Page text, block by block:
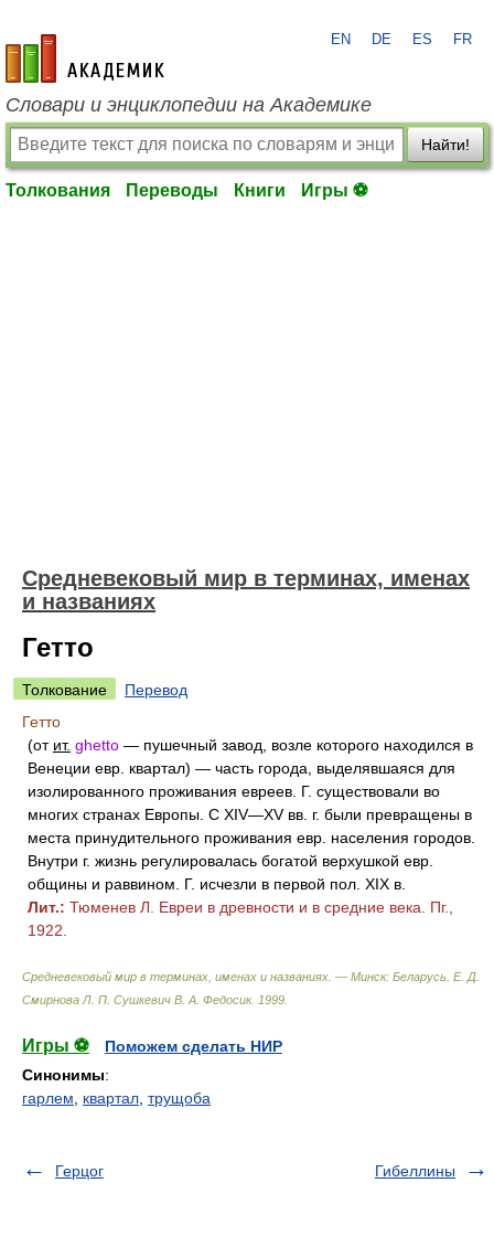
academic.ru
EN DE ES FR
Словари и энциклопедии на Академике
Найти!
Толкования Переводы Книги Игры ⚽
Средневековый мир в терминах, именах
и названиях
Гетто
Толкование
Перевод
Гетто
(от ит. ghetto — пушечный завод, возле которого находился в
Венеции евр. квартал) — часть города, выделявшаяся для
изолированного проживания евреев. Г. существовали во
многих странах Европы. С XIV—XV вв. г. были превращены в
места принудительного проживания евр. населения городов.
Внутри г. жизнь регулировалась богатой верхушкой евр.
общины и раввином. Г. исчезли в первой пол. XIX в.
Лит.: Тюменев Л. Евреи в древности и в средние века. Пг.,
1922.
Средневековый мир в терминах, именах и названиях. — Минск: Беларусь Е. Д.
Смирнова Л. П. Сушкевич В. А. Федосик. 1999
Игры ⚽
Поможем сделать НИР
Синонимы:
гарлем
квартал трущоба
Герцог Гибеллины